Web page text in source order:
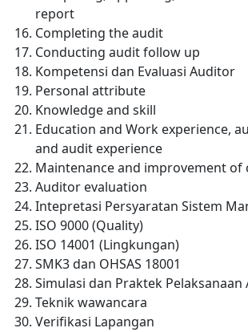
report
Completing the audit
Conducting audit follow up
Kompetensi dan Evaluasi Auditor
Personal attribute
Knowledge and skill
Education and Work experience,
and audit experience
Maintenance and improvement of
Auditor evaluation
Intepretasi Persyaratan Sistem
ISO 9000 (Quality)
ISO 14001 (Lingkungan)
SMK3 dan OHSAS 18001
Simulasi dan Praktek Pelaksanaan
Teknik wawancara
Verifikasi Lapangan